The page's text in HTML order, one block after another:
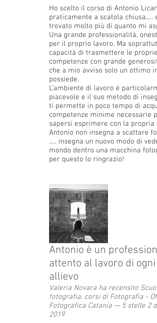
Ho scelto il corso di Antonio Licari
praticamente a scatola chiusa.....
trovato molto più di quanto mi
Una grande professionalità,
per il proprio lavoro. Ma
capacità di trasmettere le proprie
competenze con grande
che a mio avviso solo un ottimo
possiede.
L’ambiente di lavoro é
piacevole e il suo metodo di
ti permette in poco tempo di
competenze minime necessarie
sapersi esprimere con la propria
Antonio non insegna a scattare
..... insegna un nuovo modo di
mondo dentro una macchina
per questo lo ringrazio!
Antonio è un
attento al lavoro di ogni
allievo
Valeria Novara ha recensito
fotografia, corsi di Fotografia -
Fotografica Catania — 5 stelle 2
2019